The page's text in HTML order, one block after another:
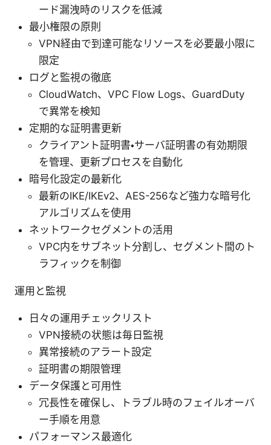
ード漏洩時のリスクを低減
最小権限の原則
VPN経由で到達可能なリソースを必要最小限に
限定
ログと監視の徹底
CloudWatch、VPC Flow Logs、GuardDuty
で異常を検知
定期的な証明書更新
クライアント証明書・サーバ証明書の有効期限
を管理、更新プロセスを自動化
暗号化設定の最新化
最新のIKE/IKEv2、AES-256など強力な暗号化
アルゴリズムを使用
ネットワークセグメントの活用
VPC内をサブネット分割し、セグメント間のト
ラフィックを制御
運用と監視
日々の運用チェックリスト
VPN接続の状態は毎日監視
異常接続のアラート設定
証明書の期限管理
データ保護と可用性
冗長性を確保し、トラブル時のフェイルオーバ
ー手順を用意
パフォーマンス最適化